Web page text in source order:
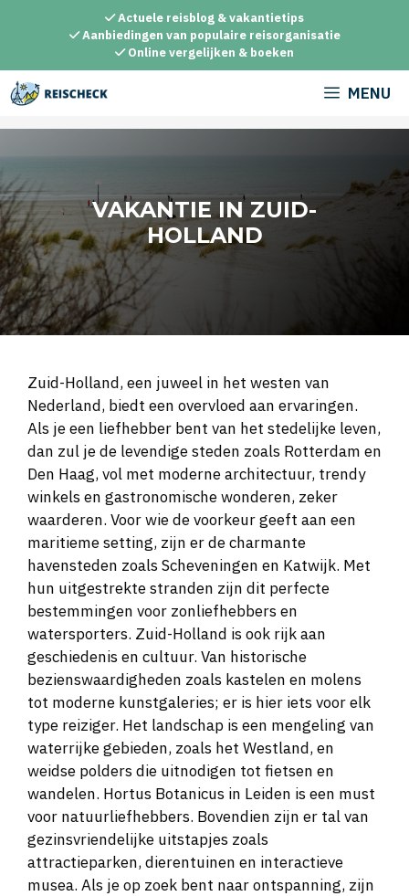
inhoud
Actuele reisblog & vakantietips
Aanbiedingen van populaire reisorganisatie
Online vergelijken & boeken
MENU
VAKANTIE IN ZUID-
HOLLAND
Zuid-Holland, een juweel in het westen van
Nederland, biedt een overvloed aan ervaringen.
Als je een liefhebber bent van het stedelijke leven,
dan zul je de levendige steden zoals Rotterdam en
Den Haag, vol met moderne architectuur, trendy
winkels en gastronomische wonderen, zeker
waarderen. Voor wie de voorkeur geeft aan een
maritieme setting, zijn er de charmante
havensteden zoals Scheveningen en Katwijk. Met
hun uitgestrekte stranden zijn dit perfecte
bestemmingen voor zonliefhebbers en
watersporters. Zuid-Holland is ook rijk aan
geschiedenis en cultuur. Van historische
bezienswaardigheden zoals kastelen en molens
tot moderne kunstgaleries; er is hier iets voor elk
type reiziger. Het landschap is een mengeling van
waterrijke gebieden, zoals het Westland, en
weidse polders die uitnodigen tot fietsen en
wandelen. Hortus Botanicus in Leiden is een must
voor natuurliefhebbers. Bovendien zijn er tal van
gezinsvriendelijke uitstapjes zoals
attractieparken, dierentuinen en interactieve
musea. Als je op zoek bent naar ontspanning, zijn